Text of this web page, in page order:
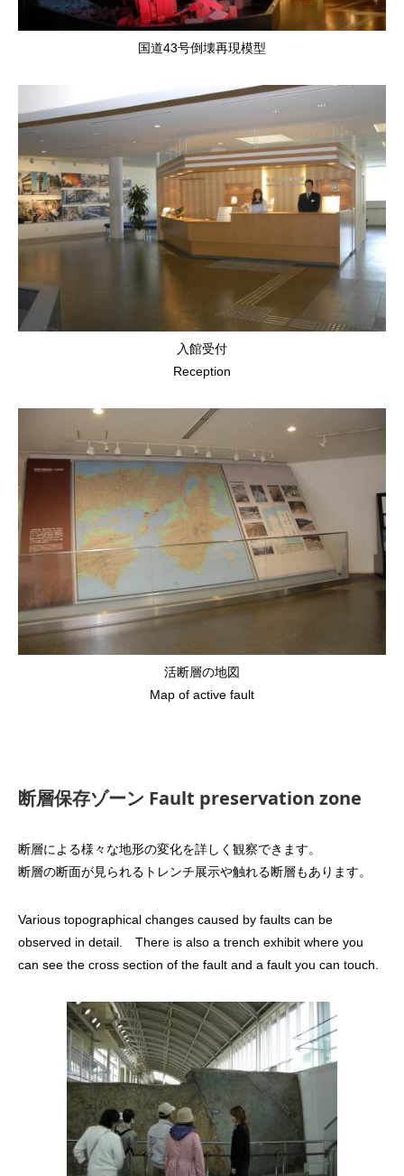
国道43号倒壊再現模型
入館受付
Reception
活断層の地図
Map of active fault
断層保存ゾーン Fault preservation zone
断層による様々な地形の変化を詳しく観察できます。
断層の断面が見られるトレンチ展示や触れる断層もあります。
Various topographical changes caused by faults can be
observed in detail. There is also a trench exhibit where you
can see the cross section of the fault and a fault you can touch.